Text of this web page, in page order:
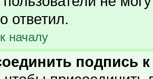
ответил.
началу
подпись